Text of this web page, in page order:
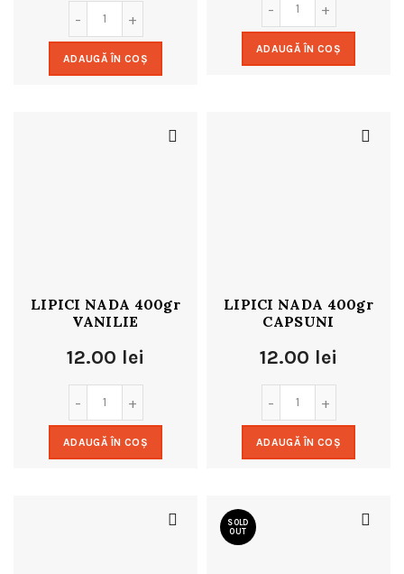
ADAUGĂ ÎN COȘ
ADAUGĂ ÎN COȘ
LIPICI NADA 400gr
VANILIE
12.00 lei
ADAUGĂ ÎN COȘ
LIPICI NADA 400gr
CAPSUNI
12.00 lei
ADAUGĂ ÎN COȘ
SOLD
OUT